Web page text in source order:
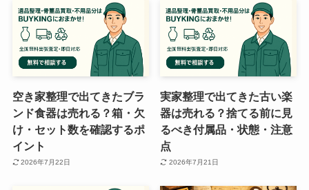
空き家整理で出てきたブラ
ンド食器は売れる？箱・欠
け・セット数を確認するポ
イント
2026年7月22日
実家整理で出てきた古い楽
器は売れる？捨てる前に見
るべき付属品・状態・注意
点
2026年7月21日